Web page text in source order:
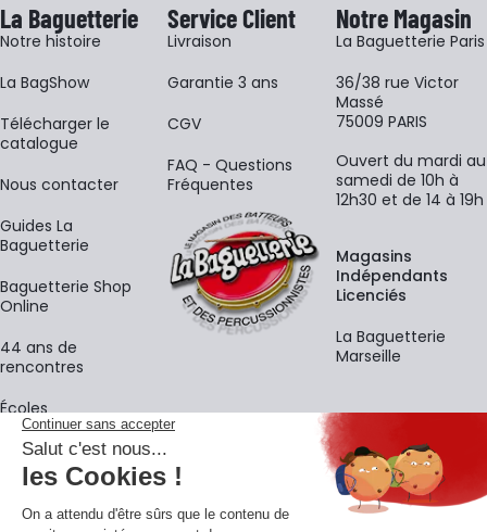
La Baguetterie
Notre histoire
La BagShow
​Télécharger le
catalogue
Nous contacter
Guides La
Baguetterie
Baguetterie Shop
Online
44 ans de
rencontres
Écoles
Service Client
Livraison
Garantie 3 ans
CGV
FAQ - Questions
Fréquentes
Notre Magasin
La Baguetterie Paris
36/38 rue Victor
Massé
75009 PARIS
Ouvert du mardi au
samedi de 10h à
12h30 et de 14 à 19h
Magasins
Indépendants
Licenciés
La Baguetterie
Marseille
La newsletter
Adresse e-mail
En vous inscrivant à notre newsletter, vous acceptez notre